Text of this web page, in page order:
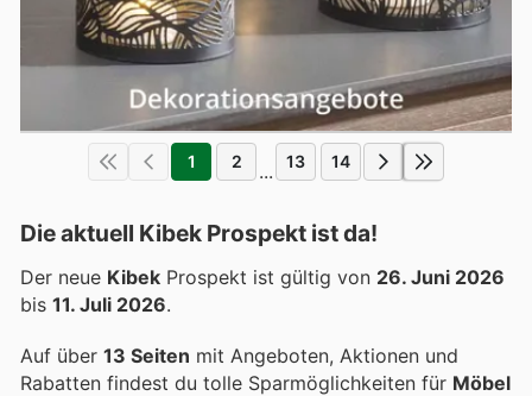
1 2 ... 13 14
Die aktuell Kibek Prospekt ist da!
Der neue Kibek Prospekt ist gültig von 26. Juni 2026
bis 11. Juli 2026.
Auf über 13 Seiten mit Angeboten, Aktionen und
Rabatten findest du tolle Sparmöglichkeiten für Möbel